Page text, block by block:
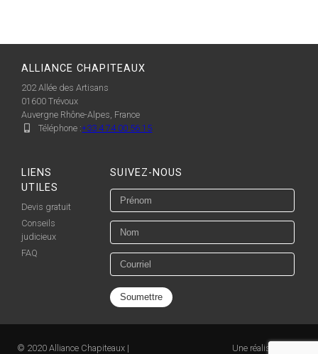
ALLIANCE CHAPITEAUX
202 Allée des Artisans
01600 Trévoux
Auvergne Rhône-Alpes, France
Téléphone :+33 4 74 00 56 15
LIENS
UTILES
Devis gratuit
Conseils
judicieux
FAQ
SUIVEZ-NOUS
© 2020 Alliance Chapiteaux | Une réalisation de